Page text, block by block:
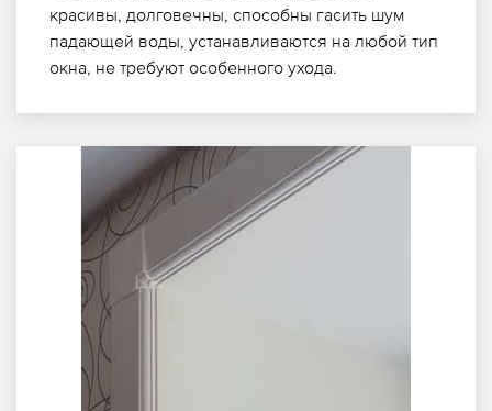
красивы, долговечны, способны гасить шум
падающей воды, устанавливаются на любой тип
окна, не требуют особенного ухода.